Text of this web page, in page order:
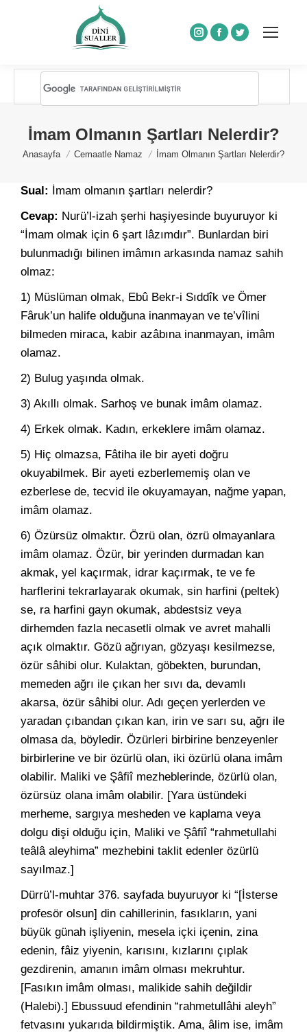
Instagram
Facebook
Twitter
İmam Olmanın Şartları Nelerdir?
You are here:
Anasayfa Cemaatle Namaz İmam Olmanın Şartları Nelerdir?
Sual: İmam olmanın şartları nelerdir?
Cevap: Nurü’l-izah şerhi haşiyesinde buyuruyor ki
“İmam olmak için 6 şart lâzımdır”. Bunlardan biri
bulunmadığı bilinen imâmın arkasında namaz sahih
olmaz:
1) Müslüman olmak, Ebû Bekr-i Sıddîk ve Ömer
Fâruk’un halife olduğuna inanmayan ve te’vîlini
bilmeden miraca, kabir azâbına inanmayan, imâm
olamaz.
2) Bulug yaşında olmak.
3) Akıllı olmak. Sarhoş ve bunak imâm olamaz.
4) Erkek olmak. Kadın, erkeklere imâm olamaz.
5) Hiç olmazsa, Fâtiha ile bir ayeti doğru
okuyabilmek. Bir ayeti ezberlememiş olan ve
ezberlese de, tecvid ile okuyamayan, nağme yapan,
imâm olamaz.
6) Özürsüz olmaktır. Özrü olan, özrü olmayanlara
imâm olamaz. Özür, bir yerinden durmadan kan
akmak, yel kaçırmak, idrar kaçırmak, te ve fe
harflerini tekrarlayarak okumak, sin harfini (peltek)
se, ra harfini gayn okumak, abdestsiz veya
dirhemden fazla necasetli olmak ve avret mahalli
açık olmaktır. Gözü ağrıyan, gözyaşı kesilmezse,
özür sâhibi olur. Kulaktan, göbekten, burundan,
memeden ağrı ile çıkan her sıvı da, devamlı
akarsa, özür sâhibi olur. Adı geçen yerlerden ve
yaradan çıbandan çıkan kan, irin ve sarı su, ağrı ile
olmasa da, böyledir. Özürleri birbirine benzeyenler
birbirlerine ve bir özürlü olan, iki özürlü olana imâm
olabilir. Maliki ve Şâfiî mezheblerinde, özürlü olan,
özürsüz olana imâm olabilir. [Yara üstündeki
merheme, sargıya mesheden ve kaplama veya
dolgu dişi olduğu için, Maliki ve Şâfiî “rahmetullahi
teâlâ aleyhima” mezhebini taklit edenler özürlü
sayılmaz.]
Dürrü’l-muhtar 376. sayfada buyuruyor ki “[İsterse
profesör olsun] din cahillerinin, fasıkların, yani
büyük günah işliyenin, mesela içki içenin, zina
edenin, fâiz yiyenin, karısını, kızlarını çıplak
gezdirenin, amanın imâm olması mekruhtur.
[Fasıkın imâm olması, malikide sahih değildir
(Halebi).] Ebussuud efendinin “rahmetullâhi aleyh”
fetvasını yukarıda bildirmiştik. Ama, âlim ise, imâm